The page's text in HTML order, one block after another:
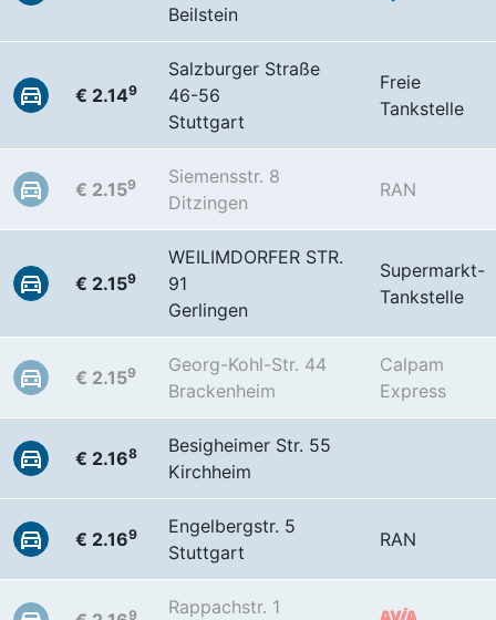
Beilstein
€ 2.149
Salzburger Straße
46-56
Stuttgart
Freie
Tankstelle
€ 2.159
Siemensstr. 8
Ditzingen
RAN
€ 2.159
WEILIMDORFER STR.
91
Gerlingen
Supermarkt-
Tankstelle
€ 2.159
Georg-Kohl-Str. 44
Brackenheim
Calpam
Express
€ 2.168
Besigheimer Str. 55
Kirchheim
€ 2.169
Engelbergstr. 5
Stuttgart
RAN
9 Rappachstr. 1